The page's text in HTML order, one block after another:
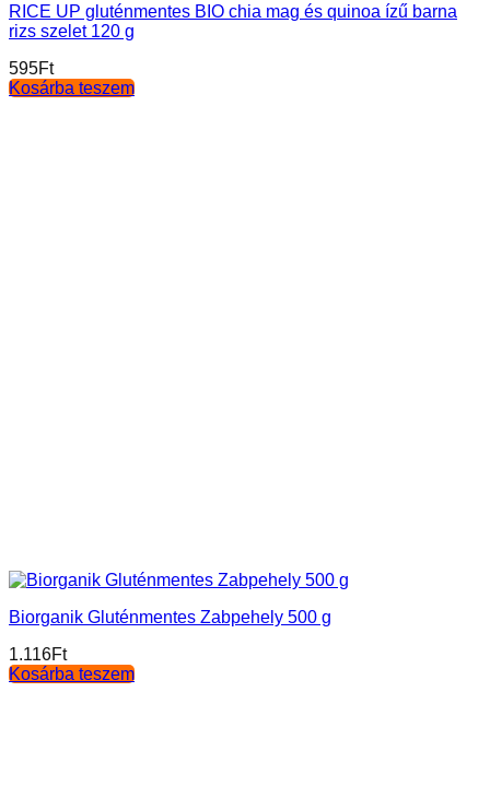
RICE UP gluténmentes BIO chia mag és quinoa ízű barna
rizs szelet 120 g
595Ft
Kosárba teszem
Biorganik Gluténmentes Zabpehely 500 g
1.116Ft
Kosárba teszem